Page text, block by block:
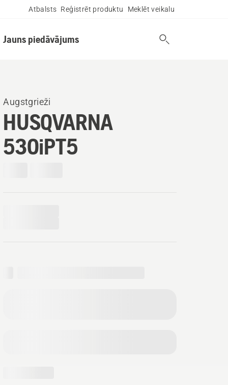
Atbalsts Reģistrēt produktu Meklēt veikalu
Jauns piedāvājums
Augstgrieži
HUSQVARNA
530iPT5